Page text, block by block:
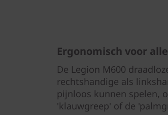
Ergonomisch voor
De Legion M600
rechtshandige als
pijnloos kunnen spelen,
'klauwgreep' of de